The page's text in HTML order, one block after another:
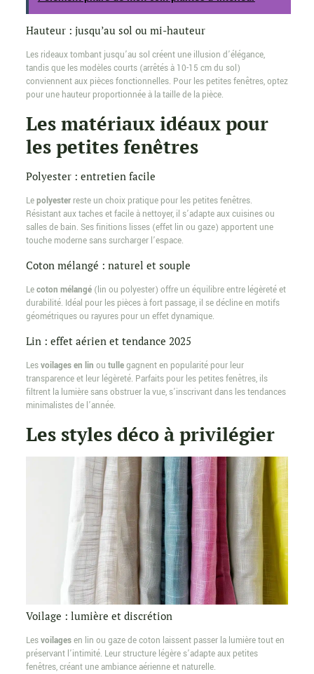
Hauteur : jusqu’au sol ou mi-hauteur
Les rideaux tombant jusqu’au sol créent une illusion d’élégance,
tandis que les modèles courts (arrêtés à 10-15 cm du sol)
conviennent aux pièces fonctionnelles. Pour les petites fenêtres, optez
pour une hauteur proportionnée à la taille de la pièce.
Les matériaux idéaux pour
les petites fenêtres
Polyester : entretien facile
Lepolyesterreste un choix pratique pour les petites fenêtres.
Résistant aux taches et facile à nettoyer, il s’adapte aux cuisines ou
salles de bain. Ses finitions lisses (effet lin ou gaze) apportent une
touche moderne sans surcharger l’espace.
Coton mélangé : naturel et souple
Lecoton mélangé(lin ou polyester) offre un équilibre entre légèreté et
durabilité. Idéal pour les pièces à fort passage, il se décline en motifs
géométriques ou rayures pour un effet dynamique.
Lin : effet aérien et tendance 2025
Lesvoilages en lin ou tullegagnent en popularité pour leur
transparence et leur légèreté. Parfaits pour les petites fenêtres, ils
filtrent la lumière sans obstruer la vue, s’inscrivant dans les tendances
minimalistes de l’année.
Les styles déco à privilégier
Voilage : lumière et discrétion
Lesvoilagesen lin ou gaze de coton laissent passer la lumière tout en
préservant l’intimité. Leur structure légère s’adapte aux petites
fenêtres, créant une ambiance aérienne et naturelle.